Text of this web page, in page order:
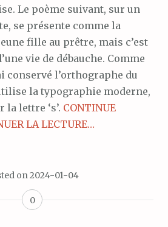
Le poème suivant, sur un
se présente comme la
fille au prêtre, mais c’est
vie de débauche. Comme
conservé l’orthographe du
la typographie moderne,
lettre ‘s’. CONTINUE
LA LECTURE…
on2024-01-04
0